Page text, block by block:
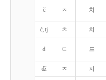
č ㅊ 치
ć, tj ㅊ 치
d ㄷ 드
dž ㅈ 지